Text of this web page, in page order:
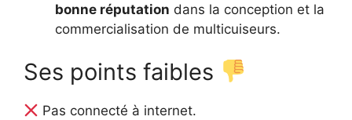
bonne réputation dans la conception et la
commercialisation de multicuiseurs.
Ses points faibles
Pas connecté à internet.